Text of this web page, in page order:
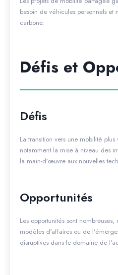
besoin de véhicules personnels et
carbone.
Défis et
Défis
La transition vers une mobilité
notamment la mise à niveau des
la main-d'œuvre aux nouvelles
Opportunités
Les opportunités sont
modèles d'affaires ou de
disruptives dans le domaine de